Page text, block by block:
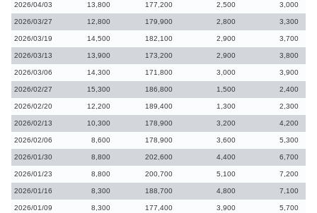
2026/04/03 13,800 177,200 2,500 3,000
2026/03/27 12,800 179,900 2,800 3,300
2026/03/19 14,500 182,100 2,900 3,700
2026/03/13 13,900 173,200 2,900 3,800
2026/03/06 14,300 171,800 3,000 3,900
2026/02/27 15,300 186,800 1,500 2,400
2026/02/20 12,200 189,400 1,300 2,300
2026/02/13 10,300 178,900 3,200 4,200
2026/02/06 8,600 178,900 3,600 5,300
2026/01/30 8,800 202,600 4,400 6,700
2026/01/23 8,800 200,700 5,100 7,200
2026/01/16 8,300 188,700 4,800 7,100
2026/01/09 8,300 177,400 3,900 5,700